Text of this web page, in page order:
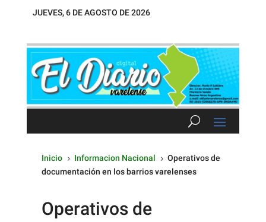
JUEVES, 6 DE AGOSTO DE 2026
Inicio 5 Informacion Nacional 5 Operativos de
documentación en los barrios varelenses
Operativos de